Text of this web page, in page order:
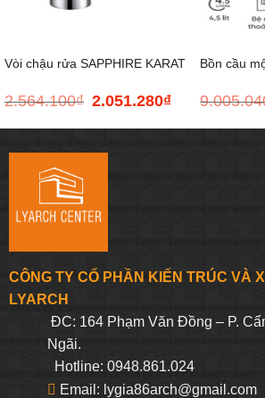
Vòi chậu rửa SAPPHIRE KARAT
2.564.100₫ Giá
2.564.100₫.
2.051.280₫Giá
Bồn cầu
CÔNG TY CỔ PHẦN KIẾN TRÚC VÀ
LYARCH
ĐC: 164 Phạm Văn Đồng – P.
Ngãi.
Hotline: 0948.861.024
Email: lygia86arch@gmail.com